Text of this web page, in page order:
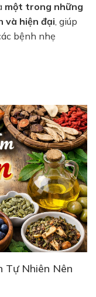
một trong những
và hiện đại, giúp
bệnh nhẹ
Tự Nhiên Nên